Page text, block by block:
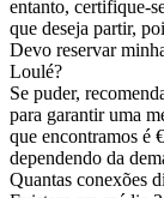
entanto, certifique-
que deseja partir,
Devo reservar
Loulé?
Se puder,
para garantir uma
que encontramos é
dependendo da
Quantas conexões